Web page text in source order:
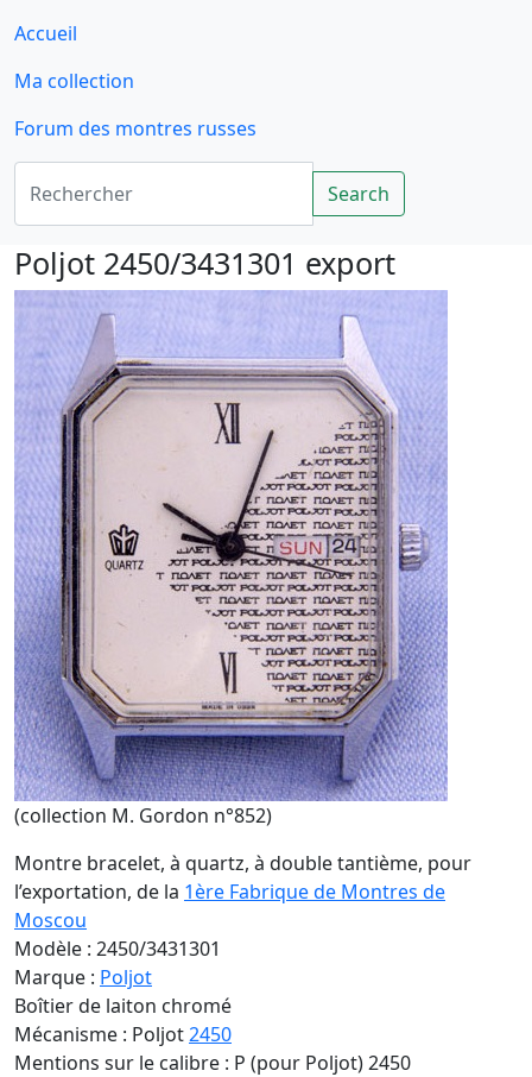
Accueil
Ma collection
Forum des montres russes
Rechercher
Search
Poljot 2450/3431301 export
(collection M. Gordon n°852)
Montre bracelet, à quartz, à double tantième, pour
l’exportation, de la 1ère Fabrique de Montres de
Moscou
Modèle : 2450/3431301
Marque : Poljot
Boîtier de laiton chromé
Mécanisme : Poljot2450
Mentions sur le calibre : P (pour Poljot) 2450